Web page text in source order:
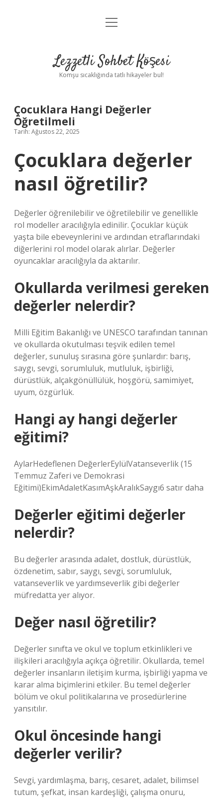
Anasayfa
Yasal Uyarı
menüyü
Lezzetli Sohbet Köşesi
Komşu sıcaklığında tatlı hikayeler bul!
Çocuklara Hangi Değerler
Öğretilmeli
Tarih: Ağustos 22, 2025
Çocuklara değerler
nasıl öğretilir?
Değerler öğrenilebilir ve öğretilebilir ve genellikle
rol modeller aracılığıyla edinilir. Çocuklar küçük
yaşta bile ebeveynlerini ve ardından etraflarındaki
diğerlerini rol model olarak alırlar. Değerler
oyuncaklar aracılığıyla da aktarılır.
Okullarda verilmesi gereken
değerler nelerdir?
Milli Eğitim Bakanlığı ve UNESCO tarafından tanınan
ve okullarda okutulması teşvik edilen temel
değerler, sunuluş sırasına göre şunlardır: barış,
saygı, sevgi, sorumluluk, mutluluk, işbirliği,
dürüstlük, alçakgönüllülük, hoşgörü, samimiyet,
uyum, özgürlük.
Hangi ay hangi değerler
eğitimi?
AylarHedeflenen DeğerlerEylülVatanseverlik (15
Temmuz Zaferi ve Demokrasi
Eğitimi)EkimAdaletKasımAşkAralıkSaygı6 satır daha
Değerler eğitimi değerler
nelerdir?
Bu değerler arasında adalet, dostluk, dürüstlük,
özdenetim, sabır, saygı, sevgi, sorumluluk,
vatanseverlik ve yardımseverlik gibi değerler
müfredatta yer alıyor.
Değer nasıl öğretilir?
Değerler sınıfta ve okul ve toplum etkinlikleri ve
ilişkileri aracılığıyla açıkça öğretilir. Okullarda, temel
değerler insanların iletişim kurma, işbirliği yapma ve
karar alma biçimlerini etkiler. Bu temel değerler
bölüm ve okul politikalarına ve prosedürlerine
yansıtılır.
Okul öncesinde hangi
değerler verilir?
Sevgi, yardımlaşma, barış, cesaret, adalet, bilimsel
tutum, şefkat, insan kardeşliği, çalışma onuru,